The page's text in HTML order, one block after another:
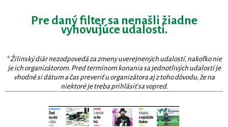
Pre daný filter sa nenašli žiadne
vyhovujúce udalosti.
* Žilinský diár nezodpovedá za zmeny uverejnených udalostí, nakoľko nie
je ich organizátorom. Pred termínom konania sa jednotlivých udalostí je
vhodné si dátum a čas preveriť u organizátora aj z toho dôvodu, že na
niektoré je treba prihlásiť sa vopred.